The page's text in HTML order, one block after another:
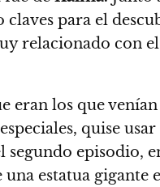
claves para el
relacionado con
eran los que
quise
episodio,
una estatua gigante